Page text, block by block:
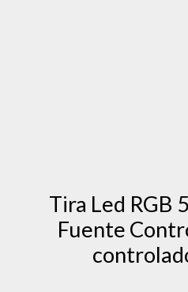
Tira Led RGB
Fuente